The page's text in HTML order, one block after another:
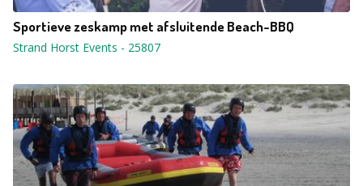
Sportieve zeskamp met afsluitende Beach-BBQ
Strand Horst Events - 25807